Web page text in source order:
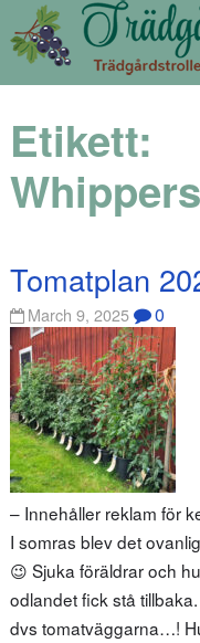
Etikett:
Tomatplan
March 9, 2025 0
– Innehåller reklam för
I somras blev det
😉 Sjuka föräldrar och
odlandet fick stå
dvs tomatväggarna…!